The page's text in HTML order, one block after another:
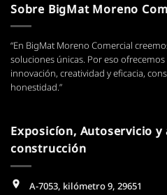
Sobre BigMat Moreno
“En BigMat Moreno Comercial
soluciones únicas. Por eso
innovación, creatividad y eficacia,
honestidad.”
Exposicíon, Autoservicio y
construcción
A-7053, kilómetro 9, 29651